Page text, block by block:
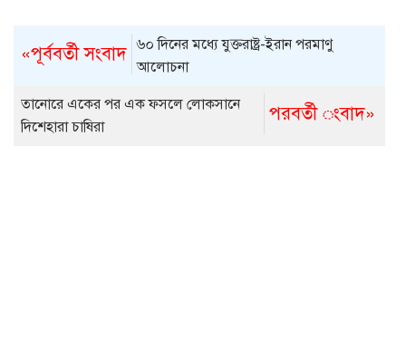
«পূর্ববর্তী সংবাদ ৬০ দিনের মধ্যে যুক্তরাষ্ট্র-ইরান পরমাণু
আলোচনা
পরবর্তী ংবাদ»
তানোরে একের পর এক ফসলে লোকসানে
দিশেহারা চাষিরা